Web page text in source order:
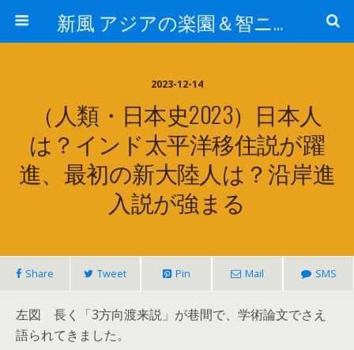
新風 アジアの楽園＆智ニア来富
2023-12-14
（人類・日本史2023）日本人
は？インド太平洋移住説が躍
進、最初の新大陸人は？沿岸進
入説が強まる
Share Tweet Pin Mail SMS
左図 長く「3方向渡来説」が巷間で、学術論文でさえ
語られてきました。